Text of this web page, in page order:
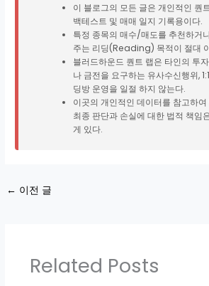
이 블로그의 모든 글은 개인적인 퀀
백테스트 및 매매 일지 기록용이다.
특정 종목의 매수/매도를 추천하거
주는 리딩(Reading) 목적이 절대
블러드하운드 퀀트 랩은 타인의 투
나 금전을 요구하는 유사수신행위,
딩방 운영을 일절 하지 않는다.
이곳의 개인적인 데이터를 참고하
최종 판단과 손실에 대한 법적 책임
게 있다.
← 이전 글
Related Posts